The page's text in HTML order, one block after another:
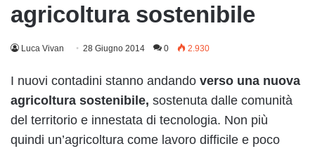
agricoltura sostenibile
Luca Vivan 28 Giugno 2014 0 2.930
I nuovi contadini stanno andando verso una nuova
agricoltura sostenibile, sostenuta dalle comunità
del territorio e innestata di tecnologia. Non più
quindi un’agricoltura come lavoro difficile e poco